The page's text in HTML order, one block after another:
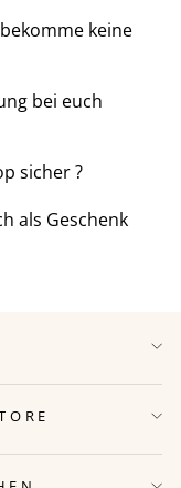
keine
bei euch
sicher ?
als Geschenk